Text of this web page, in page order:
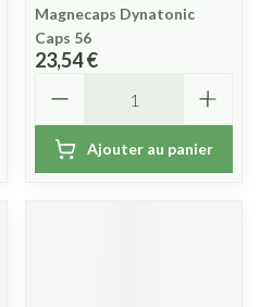
Magnecaps Dynatonic
Caps 56
23,54 €
Ajouter au panier